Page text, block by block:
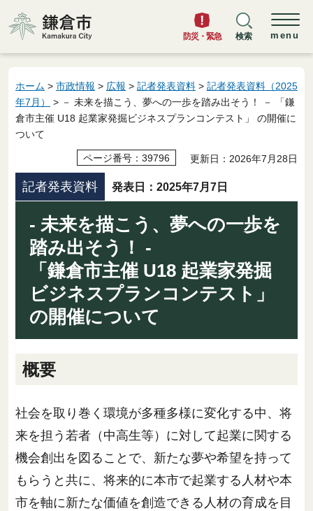
鎌倉市
防災・緊急 検索 menu
ホーム > 市政情報 > 広報 > 記者発表資料 > 記者発表資料（2025
年7月）
> － 未来を描こう、夢への一歩を踏み出そう！ － 「鎌
倉市主催 U18 起業家発掘ビジネスプランコンテスト」 の開催に
ついて
ページ番号：39796 更新日：2026年7月28日
記者発表資料 発表日：2025年7月7日
- 未来を描こう、夢への一歩を
踏み出そう！ -
「鎌倉市主催 U18 起業家発掘
ビジネスプランコンテスト」
の開催について
概要
社会を取り巻く環境が多種多様に変化する中、将
来を担う若者（中高生等）に対して起業に関する
機会創出を図ることで、新たな夢や希望を持って
もらうと共に、将来的に本市で起業する人材や本
市を軸に新たな価値を創造できる人材の育成を目